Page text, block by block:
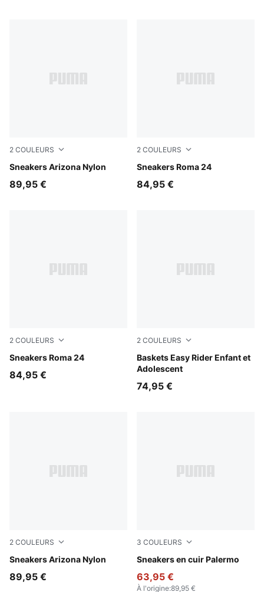
2 COULEURS
Sneakers Arizona Nylon
Buttercream
89,95 €
2 COULEURS
Sneakers Roma 24
PUMA White-Archive Green
84,95 €
2 COULEURS
Sneakers Roma 24
PUMA Black-PUMA Black
84,95 €
2 COULEURS
Baskets Easy Rider Enfant et
Adolescent
Powder Pink-Dusky
74,95 €
2 COULEURS
Sneakers Arizona Nylon
Light Lavender-Buttercream
89,95 €
3 COULEURS
Sneakers en cuir Palermo
PUMA Black-Feather Gray-
63,95 €
À l'origine:89,95 €